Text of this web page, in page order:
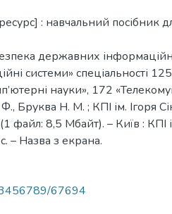
: навчальний посібник
державних
системи» спеціальності 125
науки», 172
Ф., Бруква Н. М. ; КПІ ім. Ігоря
файл: 8,5 Мбайт). – Київ : КПІ
– Назва з екрана.
67694